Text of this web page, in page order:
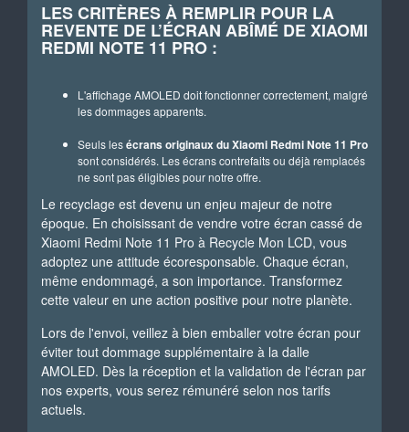
LES CRITÈRES À REMPLIR POUR LA
REVENTE DE L’ÉCRAN ABÎMÉ DE XIAOMI
REDMI NOTE 11 PRO :
L'affichage AMOLED doit fonctionner correctement, malgré
les dommages apparents.
Seuls lesécrans originaux du Xiaomi Redmi Note 11 Pro
sont considérés. Les écrans contrefaits ou déjà remplacés
ne sont pas éligibles pour notre offre.
Le recyclage est devenu un enjeu majeur de notre
époque. En choisissant de vendre votre écran cassé de
Xiaomi Redmi Note 11 Pro à Recycle Mon LCD, vous
adoptez une attitude écoresponsable. Chaque écran,
même endommagé, a son importance. Transformez
cette valeur en une action positive pour notre planète.
Lors de l'envoi, veillez à bien emballer votre écran pour
éviter tout dommage supplémentaire à la dalle
AMOLED. Dès la réception et la validation de l'écran par
nos experts, vous serez rémunéré selon nos tarifs
actuels.